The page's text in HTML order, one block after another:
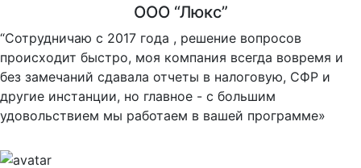
ООО “Люкс”
“Сотрудничаю с 2017 года , решение вопросов
происходит быстро, моя компания всегда вовремя и
без замечаний сдавала отчеты в налоговую, СФР и
другие инстанции, но главное - с большим
удовольствием мы работаем в вашей программе»